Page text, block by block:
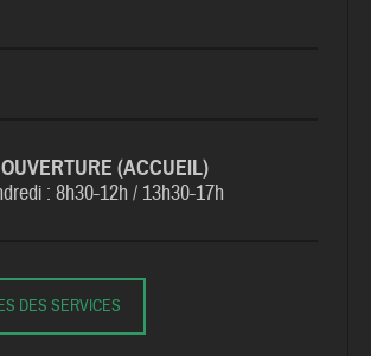
(ACCUEIL)
:8h30-12h / 13h30-17h
DES SERVICES